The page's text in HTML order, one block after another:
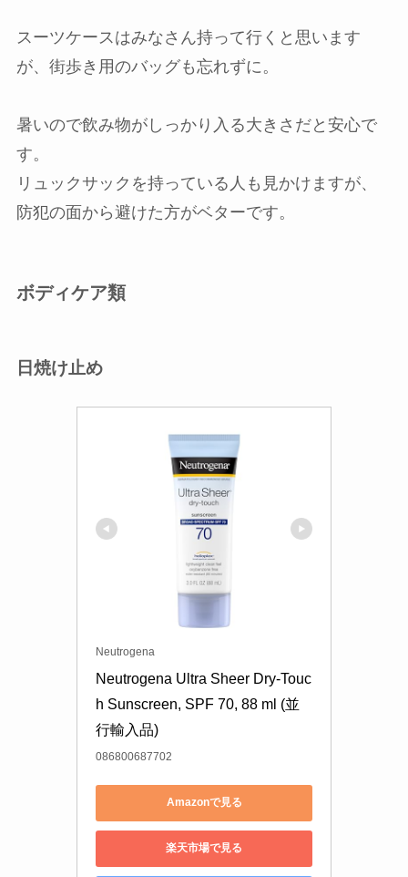
スーツケースはみなさん持って行くと思います
が、街歩き用のバッグも忘れずに。
暑いので飲み物がしっかり入る大きさだと安心で
す。
リュックサックを持っている人も見かけますが、
防犯の面から避けた方がベターです。
ボディケア類
日焼け止め
Neutrogena
Neutrogena Ultra Sheer Dry-Touc
h Sunscreen, SPF 70, 88 ml (並
行輸入品)
086800687702
Amazonで見る
楽天市場で見る